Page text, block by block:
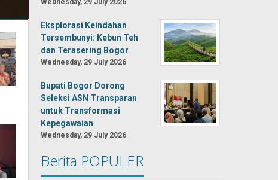
Wednesday, 29 July 2026
Eksplorasi Keindahan
Tersembunyi: Kebun Teh
dan Terasering Bogor
Wednesday, 29 July 2026
Bupati Bogor Dorong
Seleksi ASN Transparan
untuk Transformasi
Kepegawaian
Wednesday, 29 July 2026
Berita POPULER